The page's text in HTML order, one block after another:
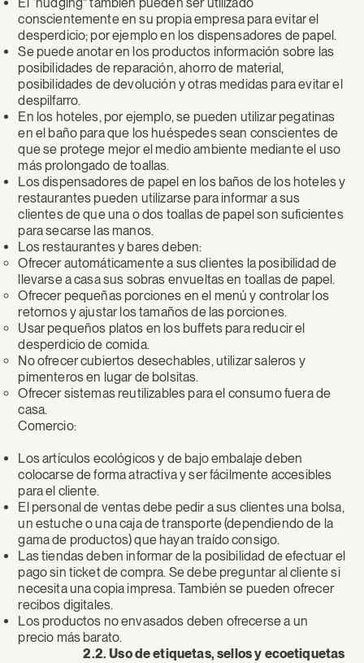
conscientemente en su propia empresa para evitar el
desperdicio; por ejemplo en los dispensadores de papel.
Se puede anotar en los productos información sobre las
posibilidades de reparación, ahorro de material,
posibilidades de devolución y otras medidas para evitar el
despilfarro.
En los hoteles, por ejemplo, se pueden utilizar pegatinas
en el baño para que los huéspedes sean conscientes de
que se protege mejor el medio ambiente mediante el uso
más prolongado de toallas.
Los dispensadores de papel en los baños de los hoteles y
restaurantes pueden utilizarse para informar a sus
clientes de que una o dos toallas de papel son suficientes
para secarse las manos.
Los restaurantes y bares deben:
Ofrecer automáticamente a sus clientes la posibilidad de
llevarse a casa sus sobras envueltas en toallas de papel.
Ofrecer pequeñas porciones en el menú y controlar los
retornos y ajustar los tamaños de las porciones.
Usar pequeños platos en los buffets para reducir el
desperdicio de comida.
No ofrecer cubiertos desechables, utilizar saleros y
pimenteros en lugar de bolsitas.
Ofrecer sistemas reutilizables para el consumo fuera de
casa.
Comercio:
Los artículos ecológicos y de bajo embalaje deben
colocarse de forma atractiva y ser fácilmente accesibles
para el cliente.
El personal de ventas debe pedir a sus clientes una bolsa,
un estuche o una caja de transporte (dependiendo de la
gama de productos) que hayan traído consigo.
Las tiendas deben informar de la posibilidad de efectuar el
pago sin ticket de compra. Se debe preguntar al cliente si
necesita una copia impresa. También se pueden ofrecer
recibos digitales.
Los productos no envasados deben ofrecerse a un
precio más barato.
2.2. Uso de etiquetas, sellos y ecoetiquetas